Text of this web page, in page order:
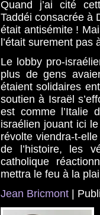
Quand j’ai cité
Taddéi consacrée à
était antisémite !
l’était surement pas
Le lobby pro-
plus de gens
étaient solidaires
soutien à Israël
est comme l’Italie
israélien jouant ici
révolte viendra-t-
de l’histoire, les
catholique
mettra le feu à la
Jean Bricmont
|